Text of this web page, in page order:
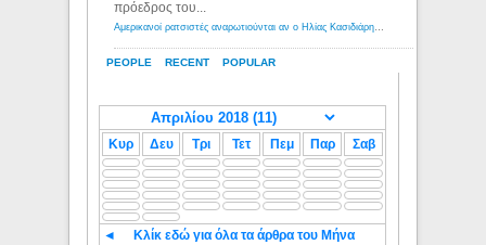
PEOPLE RECENT POPULAR
πρόεδρος του...
Αμερικανοί ρατσιστές αναρωτιούνται αν ο Ηλίας Κασιδιάρης ανήκει στη λευκή φυλή... - Λόγιος Ερμής
Κυρ Δευ Τρι Τετ Πεμ Παρ Σαβ
◄ Κλίκ εδώ για όλα τα άρθρα του Μήνα